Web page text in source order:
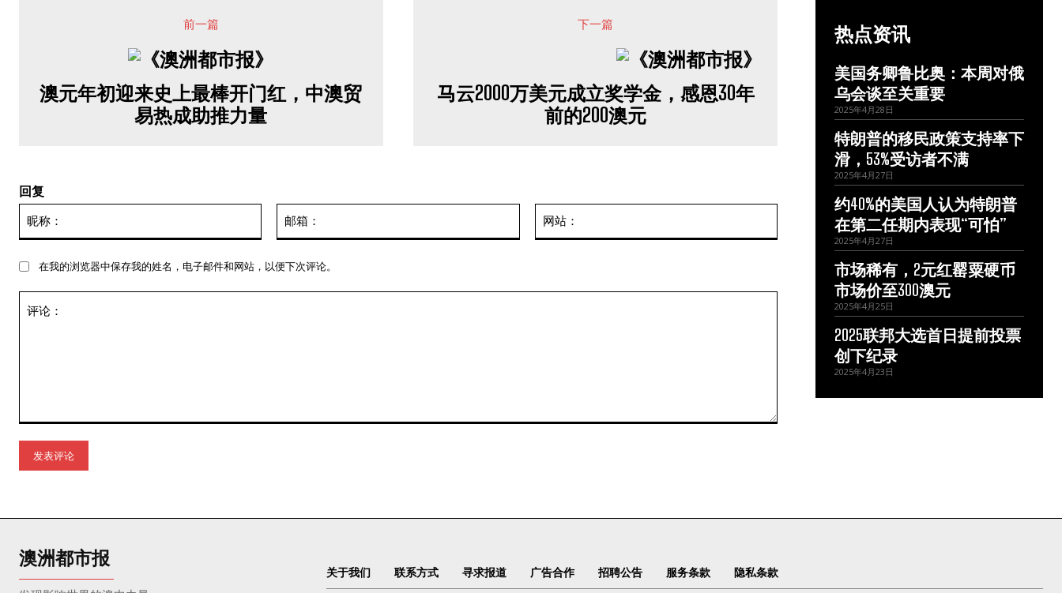
前一篇
澳元年初迎来史上最棒开门红，中澳贸
易热成助推力量
下一篇
马云2000万美元成立奖学金，感恩30年
前的200澳元
回复
论：
在我的浏览器中保存我的姓名，电子邮件和网站，以便下次评论。
热点资讯
美国务卿鲁比奥：本周对俄
乌会谈至关重要
2025年4月28日
特朗普的移民政策支持率下
滑，53%受访者不满
2025年4月27日
约40%的美国人认为特朗普
在第二任期内表现“可怕”
2025年4月27日
市场稀有，2元红罂粟硬币
市场价至300澳元
2025年4月25日
2025联邦大选首日提前投票
创下纪录
2025年4月23日
澳洲都市报
关于我们 联系方式 寻求报道 广告合作 招聘公告 服务条款 隐私条款